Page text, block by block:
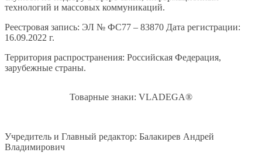
технологий и массовых коммуникаций.
Реестровая запись: ЭЛ № ФС77 – 83870 Дата регистрации:
16.09.2022 г.
Территория распространения: Российская Федерация,
зарубежные страны.
Товарные знаки: VLADEGA®
Учредитель и Главный редактор: Балакирев Андрей
Владимирович